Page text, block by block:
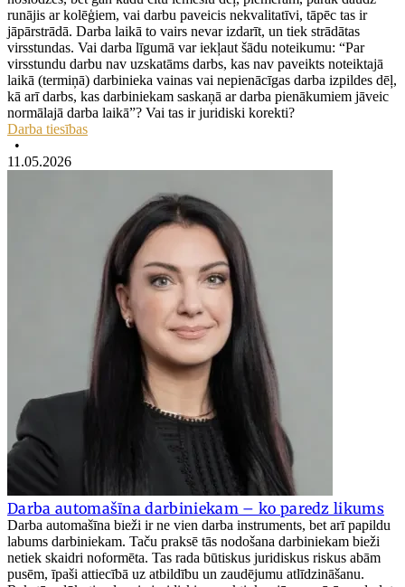
runājis ar kolēģiem, vai darbu paveicis nekvalitatīvi, tāpēc tas ir
jāpārstrādā. Darba laikā to vairs nevar izdarīt, un tiek strādātas
virsstundas. Vai darba līgumā var iekļaut šādu noteikumu: “Par
virsstundu darbu nav uzskatāms darbs, kas nav paveikts noteiktajā
laikā (termiņā) darbinieka vainas vai nepienācīgas darba izpildes dēļ,
kā arī darbs, kas darbiniekam saskaņā ar darba pienākumiem jāveic
normālajā darba laikā”? Vai tas ir juridiski korekti?
Darba tiesības
•
11.05.2026
Darba automašīna darbiniekam – ko paredz likums
Darba automašīna bieži ir ne vien darba instruments, bet arī papildu
labums darbiniekam. Taču praksē tās nodošana darbiniekam bieži
netiek skaidri noformēta. Tas rada būtiskus juridiskus riskus abām
pusēm, īpaši attiecībā uz atbildību un zaudējumu atlīdzināšanu.